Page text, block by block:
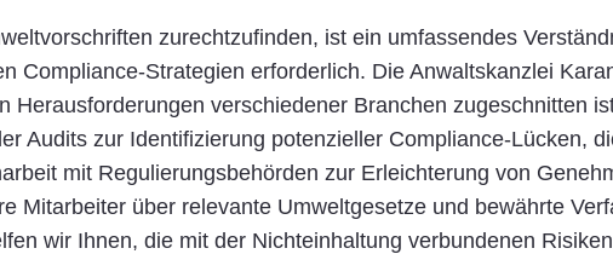
zurechtzufinden, ist ein umfassendes
Compliance-Strategien erforderlich. Die Anwaltskanzlei
verschiedener Branchen zugeschnitten
Audits zur Identifizierung potenzieller Compliance-Lücken,
mit Regulierungsbehörden zur Erleichterung von
Mitarbeiter über relevante Umweltgesetze und bewährte
wir Ihnen, die mit der Nichteinhaltung verbundenen